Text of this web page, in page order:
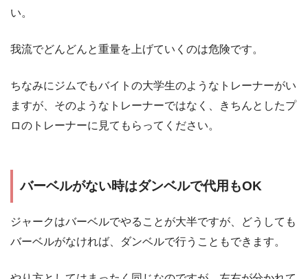
い。
我流でどんどんと重量を上げていくのは危険です。
ちなみにジムでもバイトの大学生のようなトレーナーがい
ますが、そのようなトレーナーではなく、きちんとしたプ
ロのトレーナーに見てもらってください。
バーベルがない時はダンベルで代用もOK
ジャークはバーベルでやることが大半ですが、どうしても
バーベルがなければ、ダンベルで行うこともできます。